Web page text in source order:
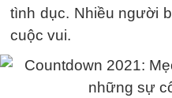
tình dục. Nhiều người
cuộc vui.